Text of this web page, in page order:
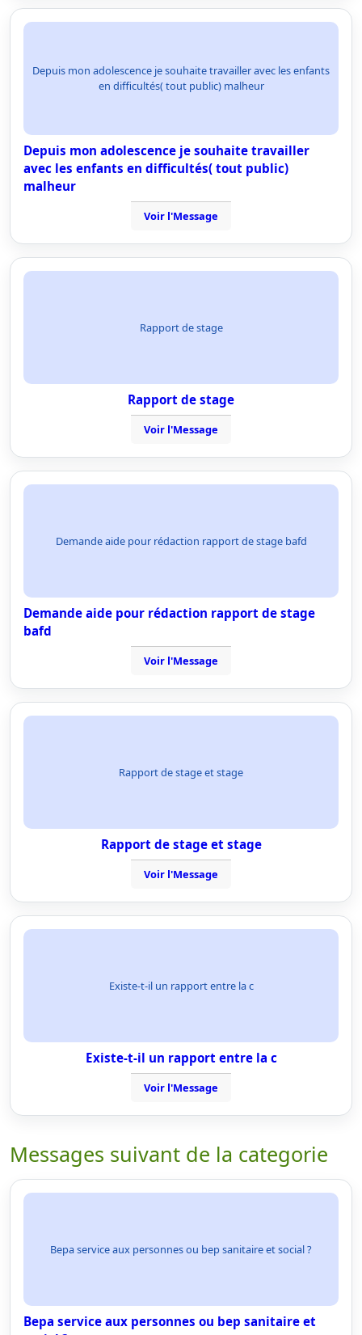
Depuis mon adolescence je souhaite travailler avec les enfants
en difficultés( tout public) malheur
Depuis mon adolescence je souhaite travailler
avec les enfants en difficultés( tout public)
malheur
Voir l'Message
Rapport de stage
Rapport de stage
Voir l'Message
Demande aide pour rédaction rapport de stage bafd
Demande aide pour rédaction rapport de stage
bafd
Voir l'Message
Rapport de stage et stage
Rapport de stage et stage
Voir l'Message
Existe-t-il un rapport entre la c
Existe-t-il un rapport entre la c
Voir l'Message
Messages suivant de la categorie
Bepa service aux personnes ou bep sanitaire et social ?
Bepa service aux personnes ou bep sanitaire et